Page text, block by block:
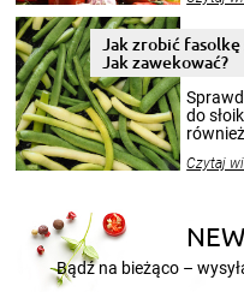
pełni
Jak zrobić fasolkę
Jak zawekować?
do
nasze
Czytaj
Bądź na bieżąco –